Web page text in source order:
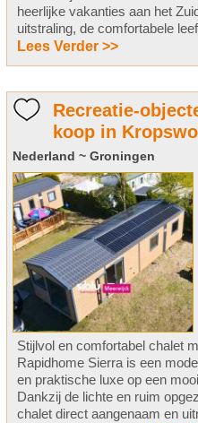
heerlijke vakanties aan het
uitstraling, de comfortabele
Lees Verder >>
Recreatie-
koop in
Nederland ~ Groningen
Stijlvol en comfortabel chalet
Rapidhome Sierra is een
en praktische luxe op een
Dankzij de lichte en ruim
chalet direct aangenaam en